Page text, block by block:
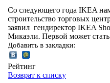
Со следующего года IKEA
строительство торговых
заявил гендиректор IKEA
Микаэли. Первой может
Добавить в закладки:
Рейтинг
Возврат к списку